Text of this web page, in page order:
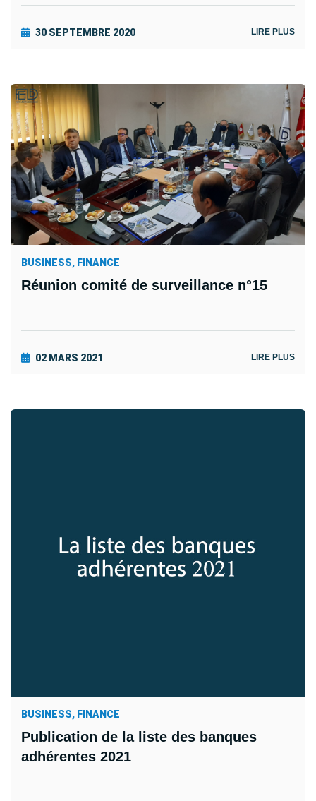
30 SEPTEMBRE 2020 LIRE PLUS
BUSINESS, FINANCE
Réunion comité de surveillance n°15
02 MARS 2021 LIRE PLUS
BUSINESS, FINANCE
Publication de la liste des banques
adhérentes 2021